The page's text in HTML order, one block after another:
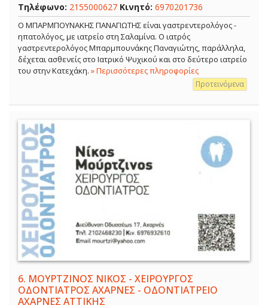
Τηλέφωνο: 2155000627 Κινητό: 6970201736
Ο ΜΠΑΡΜΠΟΥΝΑΚΗΣ ΠΑΝΑΓΙΩΤΗΣ είναι γαστρεντερολόγος -
ηπατολόγος, με ιατρείο στη Σαλαμίνα. Ο ιατρός
γαστρεντερολόγος Μπαρμπουνάκης Παναγιώτης, παράλληλα,
δέχεται ασθενείς στο Ιατρικό Ψυχικού και στο δεύτερο ιατρείο
του στην Κατεχάκη. » Περισσότερες πληροφορίες
Προτεινόμενα
6. ΜΟΥΡΤΖΙΝΟΣ ΝΙΚΟΣ - ΧΕΙΡΟΥΡΓΟΣ
ΟΔΟΝΤΙΑΤΡΟΣ ΑΧΑΡΝΕΣ - ΟΔΟΝΤΙΑΤΡΕΙΟ
ΑΧΑΡΝΕΣ ΑΤΤΙΚΗΣ